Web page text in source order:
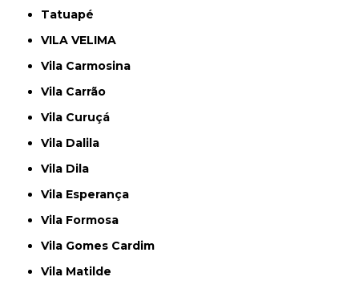
Tatuapé
VILA VELIMA
Vila Carmosina
Vila Carrão
Vila Curuçá
Vila Dalila
Vila Dila
Vila Esperança
Vila Formosa
Vila Gomes Cardim
Vila Matilde